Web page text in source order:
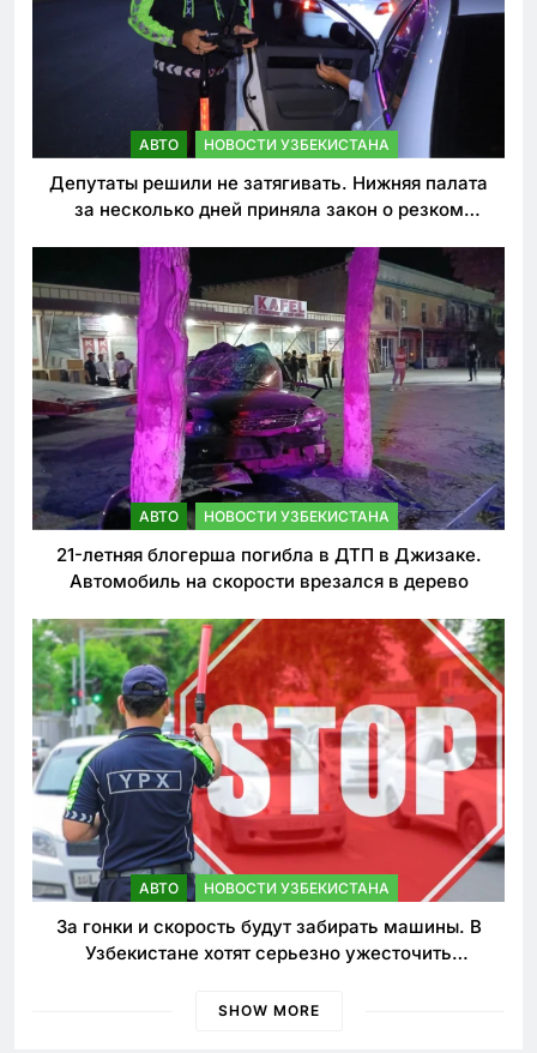
АВТО НОВОСТИ УЗБЕКИСТАНА
Депутаты решили не затягивать. Нижняя палата
за несколько дней приняла закон о резком
АВТО НОВОСТИ УЗБЕКИСТАНА
21-летняя блогерша погибла в ДТП в Джизаке.
Автомобиль на скорости врезался в дерево
АВТО НОВОСТИ УЗБЕКИСТАНА
За гонки и скорость будут забирать машины. В
Узбекистане хотят серьезно ужесточить
SHOW MORE